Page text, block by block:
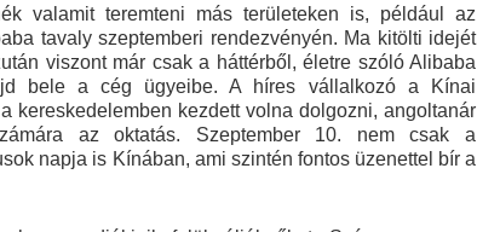
valamit teremteni más területeken is, például az
tavaly szeptemberi rendezvényén. Ma kitölti idejét
viszont már csak a háttérből, életre szóló Alibaba
bele a cég ügyeibe. A híres vállalkozó a Kínai
kereskedelemben kezdett volna dolgozni, angoltanár
az oktatás. Szeptember 10. nem csak a
napja is Kínában, ami szintén fontos üzenettel bír a